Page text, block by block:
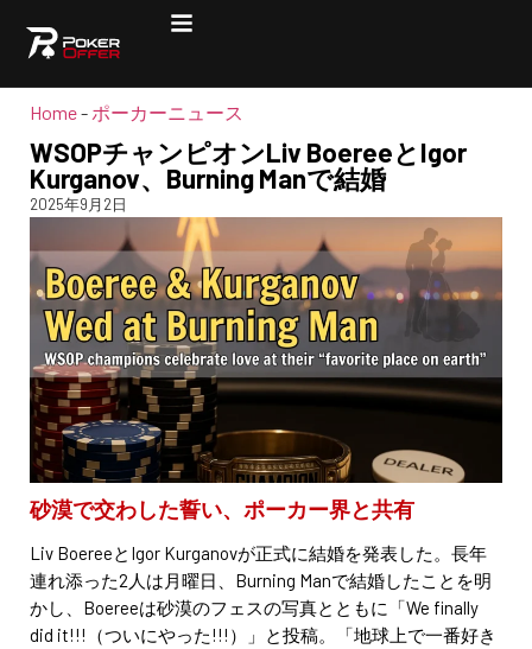
Home- ポーカーニュース
WSOPチャンピオンLiv BoereeとIgor
Kurganov、Burning Manで結婚
2025年9月2日
砂漠で交わした誓い、ポーカー界と共有
Liv BoereeとIgor Kurganovが正式に結婚を発表した。長年
連れ添った2人は月曜日、Burning Manで結婚したことを明
かし、Boereeは砂漠のフェスの写真とともに「We finally
did it!!!（ついにやった!!!）」と投稿。「地球上で一番好き